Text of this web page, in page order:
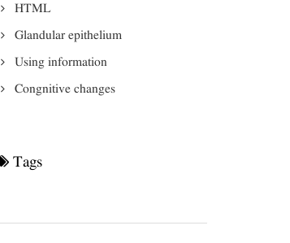
HTML
Glandular epithelium
Using information
Congnitive changes
Tags